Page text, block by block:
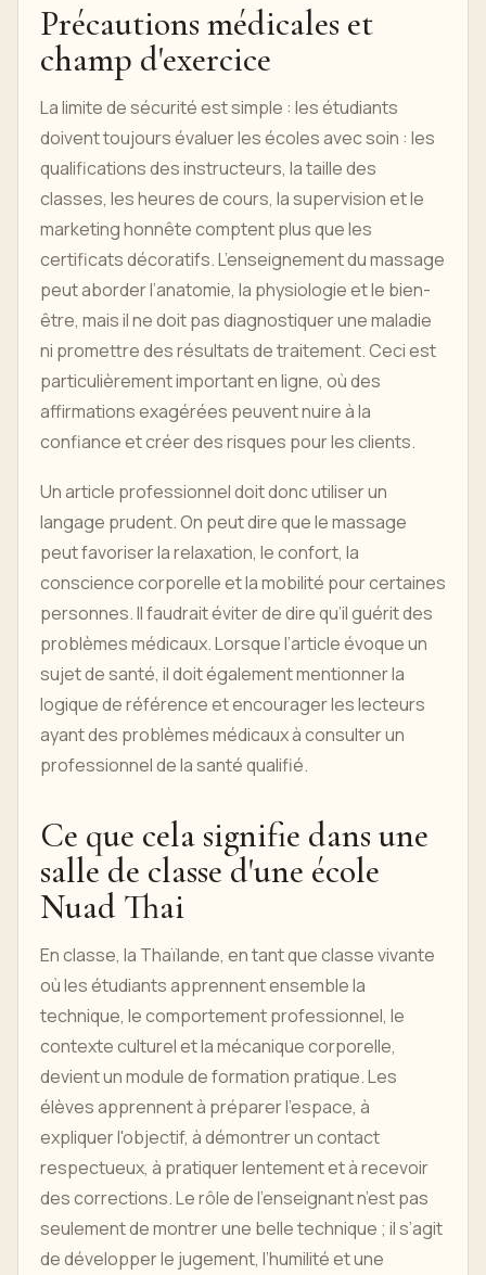
Précautions médicales et
champ d'exercice
La limite de sécurité est simple : les étudiants
doivent toujours évaluer les écoles avec soin : les
qualifications des instructeurs, la taille des
classes, les heures de cours, la supervision et le
marketing honnête comptent plus que les
certificats décoratifs. L’enseignement du massage
peut aborder l’anatomie, la physiologie et le bien-
être, mais il ne doit pas diagnostiquer une maladie
ni promettre des résultats de traitement. Ceci est
particulièrement important en ligne, où des
affirmations exagérées peuvent nuire à la
confiance et créer des risques pour les clients.
Un article professionnel doit donc utiliser un
langage prudent. On peut dire que le massage
peut favoriser la relaxation, le confort, la
conscience corporelle et la mobilité pour certaines
personnes. Il faudrait éviter de dire qu’il guérit des
problèmes médicaux. Lorsque l’article évoque un
sujet de santé, il doit également mentionner la
logique de référence et encourager les lecteurs
ayant des problèmes médicaux à consulter un
professionnel de la santé qualifié.
Ce que cela signifie dans une
salle de classe d'une école
Nuad Thai
En classe, la Thaïlande, en tant que classe vivante
où les étudiants apprennent ensemble la
technique, le comportement professionnel, le
contexte culturel et la mécanique corporelle,
devient un module de formation pratique. Les
élèves apprennent à préparer l'espace, à
expliquer l'objectif, à démontrer un contact
respectueux, à pratiquer lentement et à recevoir
des corrections. Le rôle de l’enseignant n’est pas
seulement de montrer une belle technique ; il s’agit
de développer le jugement, l’humilité et une